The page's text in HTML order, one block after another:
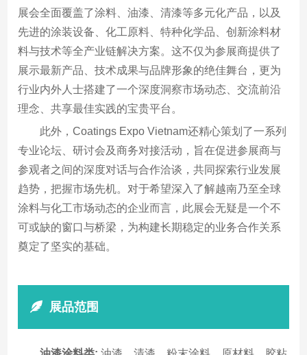
展会全面覆盖了涂料、油漆、清漆等多元化产品，以及
先进的涂装设备、化工原料、特种化学品、创新涂料材
料与技术等全产业链解决方案。这不仅为参展商提供了
展示最新产品、技术成果与品牌形象的绝佳舞台，更为
行业内外人士搭建了一个深度洞察市场动态、交流前沿
理念、共享最佳实践的宝贵平台。
此外，Coatings Expo Vietnam还精心策划了一系列
专业论坛、研讨会及商务对接活动，旨在促进参展商与
参观者之间的深度对话与合作洽谈，共同探索行业发展
趋势，把握市场先机。对于希望深入了解越南乃至全球
涂料与化工市场动态的企业而言，此展会无疑是一个不
可或缺的窗口与桥梁，为构建长期稳定的业务合作关系
奠定了坚实的基础。
展品范围